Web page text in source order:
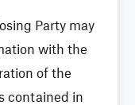
Party may
with the
of the
contained in